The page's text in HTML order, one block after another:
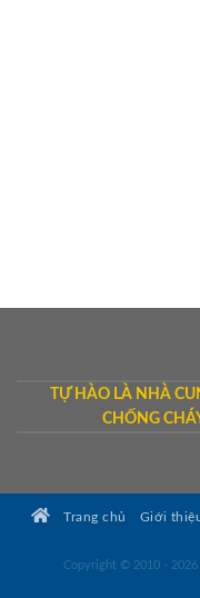
TỰ HÀO LÀ NHÀ
CHỐNG
Trang chủ Giới
Copyright © 2010 - 2026